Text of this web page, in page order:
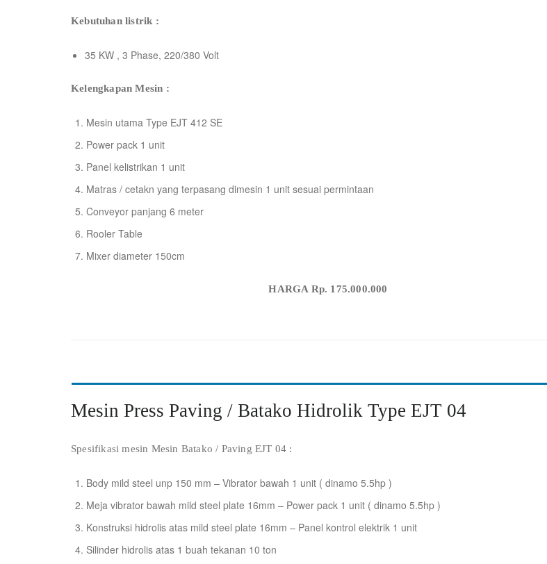
Kebutuhan listrik :
35 KW , 3 Phase, 220/380 Volt
Kelengkapan Mesin :
Mesin utama Type EJT 412 SE
Power pack 1 unit
Panel kelistrikan 1 unit
Matras / cetakn yang terpasang dimesin 1 unit sesuai permintaan
Conveyor panjang 6 meter
Rooler Table
Mixer diameter 150cm
HARGA Rp. 175.000.000
Mesin Press Paving / Batako Hidrolik Type EJT 04
Spesifikasi mesin Mesin Batako / Paving EJT 04 :
Body mild steel unp 150 mm – Vibrator bawah 1 unit ( dinamo 5.5hp )
Meja vibrator bawah mild steel plate 16mm – Power pack 1 unit ( dinamo 5.5hp )
Konstruksi hidrolis atas mild steel plate 16mm – Panel kontrol elektrik 1 unit
Silinder hidrolis atas 1 buah tekanan 10 ton